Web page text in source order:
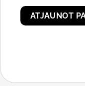
ATJAUNOT